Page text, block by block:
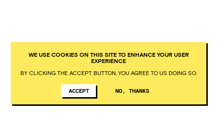
WE USE COOKIES ON THIS SITE TO ENHANCE YOUR USER
EXPERIENCE
BY CLICKING THE ACCEPT BUTTON, YOU AGREE TO US DOING SO.
ACCEPT NO, THANKS